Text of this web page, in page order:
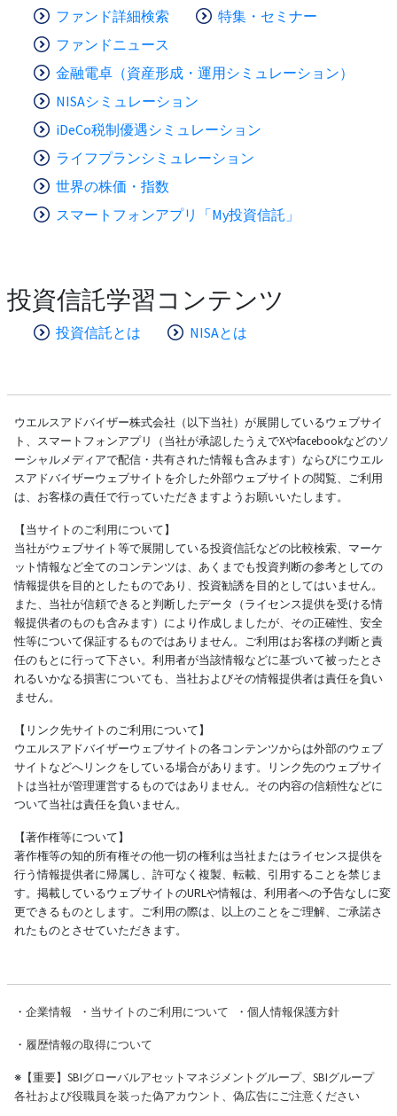
ファンド詳細検索
特集・セミナー
ファンドニュース
金融電卓（資産形成・運用シミュレーション）
NISAシミュレーション
iDeCo税制優遇シミュレーション
ライフプランシミュレーション
世界の株価・指数
スマートフォンアプリ「My投資信託」
投資信託学習コンテンツ
投資信託とは NISAとは
ウエルスアドバイザー株式会社（以下当社）が展開しているウェブサイ
ト、スマートフォンアプリ（当社が承認したうえでXやfacebookなどのソ
ーシャルメディアで配信・共有された情報も含みます）ならびにウエル
スアドバイザーウェブサイトを介した外部ウェブサイトの閲覧、ご利用
は、お客様の責任で行っていただきますようお願いいたします。
【当サイトのご利用について】
当社がウェブサイト等で展開している投資信託などの比較検索、マーケ
ット情報など全てのコンテンツは、あくまでも投資判断の参考としての
情報提供を目的としたものであり、投資勧誘を目的としてはいません。
また、当社が信頼できると判断したデータ（ライセンス提供を受ける情
報提供者のものも含みます）により作成しましたが、その正確性、安全
性等について保証するものではありません。ご利用はお客様の判断と責
任のもとに行って下さい。利用者が当該情報などに基づいて被ったとさ
れるいかなる損害についても、当社およびその情報提供者は責任を負い
ません。
【リンク先サイトのご利用について】
ウエルスアドバイザーウェブサイトの各コンテンツからは外部のウェブ
サイトなどへリンクをしている場合があります。リンク先のウェブサイ
トは当社が管理運営するものではありません。その内容の信頼性などに
ついて当社は責任を負いません。
【著作権等について】
著作権等の知的所有権その他一切の権利は当社またはライセンス提供を
行う情報提供者に帰属し、許可なく複製、転載、引用することを禁じま
す。掲載しているウェブサイトのURLや情報は、利用者への予告なしに変
更できるものとします。ご利用の際は、以上のことをご理解、ご承諾さ
れたものとさせていただきます。
・ 企業情報 ・ 当サイトのご利用について ・ 個人情報保護方針
・ 履歴情報の取得について
※【重要】SBIグローバルアセットマネジメントグループ、SBIグループ
各社および役職員を装った偽アカウント、偽広告にご注意ください